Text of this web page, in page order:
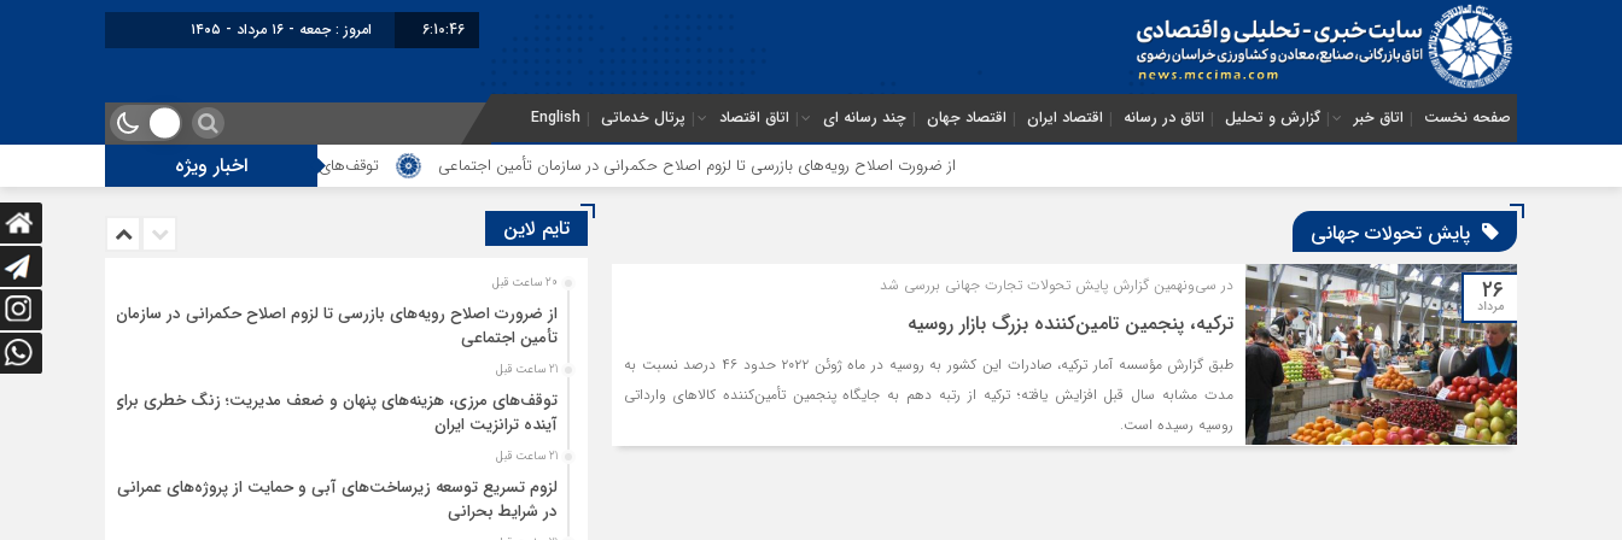
6:10:46 امروز : جمعه - ۱۶ مرداد - ۱۴۰۵
صفحه نخست اتاق خبر گزارش و تحلیل اتاق در رسانه اقتصاد ایران اقتصاد جهان چند رسانه ای اتاق اقتصاد پرتال خدماتی English
اخبار ویژه از ضرورت اصلاح رویه‌های بازرسی تا لزوم اصلاح حکمرانی در سازمان تأمین اجتماعی توقف‌های مرزی، هزینه‌های پنهان و ضعف مدیریت؛ زنگ خطری
پایش تحولات جهانی
۲۶
مرداد
در سی‌ونهمین گزارش پایش تحولات تجارت جهانی بررسی شد
ترکیه، پنجمین تامین‌کننده بزرگ بازار روسیه
طبق گزارش مؤسسه آمار ترکیه، صادرات این کشور به روسیه در ماه ژوئن ۲۰۲۲ حدود ۴۶ درصد نسبت به
مدت مشابه سال قبل افزایش یافته؛ ترکیه از رتبه دهم به جایگاه پنجمین تأمین‌کننده کالاهای وارداتی
روسیه رسیده است.
تایم لاین
20 ساعت قبل
از ضرورت اصلاح رویه‌های بازرسی تا لزوم اصلاح حکمرانی در سازمان
تأمین اجتماعی
21 ساعت قبل
توقف‌های مرزی، هزینه‌های پنهان و ضعف مدیریت؛ زنگ خطری برای
آینده ترانزیت ایران
21 ساعت قبل
لزوم تسریع توسعه زیرساخت‌های آبی و حمایت از پروژه‌های عمرانی
در شرایط بحرانی